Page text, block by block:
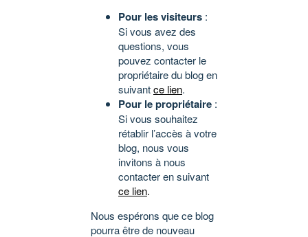
Pour les visiteurs :
Si vous avez des
questions, vous
pouvez contacter le
propriétaire du blog en
suivantce lien.
Pour le propriétaire :
Si vous souhaitez
rétablir l’accès à votre
blog, nous vous
invitons à nous
contacter en suivant
ce lien.
Nous espérons que ce blog
pourra être de nouveau